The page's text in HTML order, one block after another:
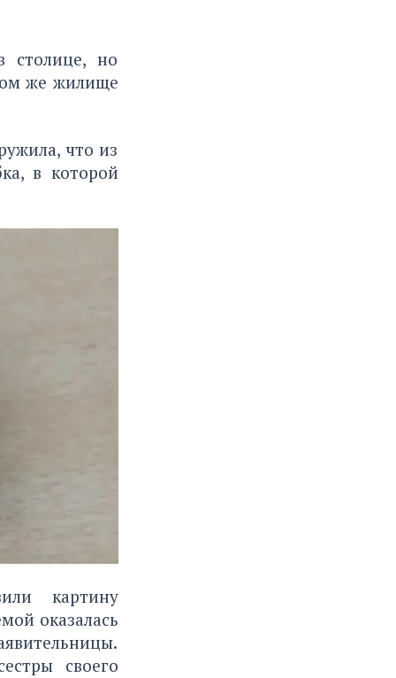
столице, но
же жилище
что из
в которой
картину
оказалась
своего